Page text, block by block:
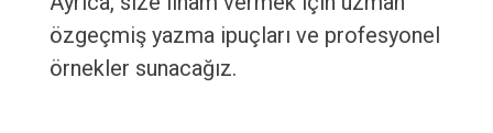
özgeçmiş yazma ipuçları ve profesyonel
örnekler sunacağız.